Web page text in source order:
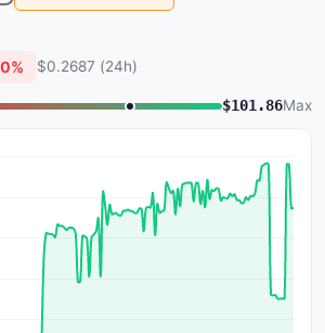
$0.2687 (24h)
$101.86Max